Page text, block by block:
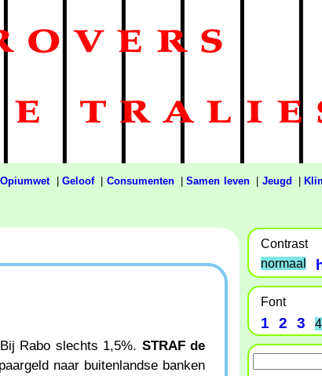
Opiumwet| Geloof| Consumenten|Samen leven| Jeugd
Rabo slechts 1,5%. STRAF de
naar buitenlandse banken
Contrast
normaal
Font
1 2 3 4